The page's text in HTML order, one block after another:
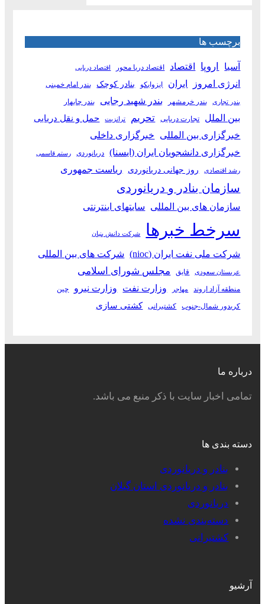
برچسب ها
آسیا اروپا اقتصاد اقتصاد دریا محور اقتصاد دریایی
انرژی امروز ایران ایزوایکو بنادر کوچک بندر امام خمینی
بندر تجاری بندر خرمشهر بندر شهید رجایی بندر چابهار
بین الملل تجارت دریایی تحریم ترانزیت حمل و نقل دریایی
خبرگزاری بین المللی خبرگزاری داخلی
خبرگزاری دانشجویان ایران (ایسنا)
دریانوردی رستم قاسمی
رشد اقتصادی روز جهانی دریانوردی ریاست جمهوری
سازمان بنادر و دریانوردی
سازمان های بین المللی سایتهای اینترنتی
سرخط خبرها شرکت دانش بنیان
شرکت ملی نفت ایران (nioc) شرکت های بین المللی
عربستان سعودی قایق مجلس شورای اسلامی
منطقه آزاد اروند مهاجر وزارت نفت وزارت نیرو چین
کریدور شمال-جنوب کشتیرانی کشتی سازی
درباره ما
تمامی اخبار سایت با ذکر منبع می باشد.
دسته بندی ها
بنادر و دریانوردی
بنادر و دریانوردی استان گیلان
دریانوردی
دسته‌بندی نشده
کشتیرانی
آرشیو